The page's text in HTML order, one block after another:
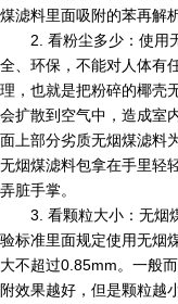
煤滤料里面吸附的苯再解
2. 看粉尘多少：使用无
全、环保，不能对人体有
理，也就是把粉碎的椰壳
会扩散到空气中，造成室
面上部分劣质无烟煤滤料
无烟煤滤料包拿在手里轻
弄脏手掌。
3. 看颗粒大小：无烟煤
验标准里面规定使用无烟
大不超过0.85mm。一般
附效果越好，但是颗粒越